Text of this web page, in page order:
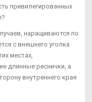
привилегированных
наращиваются по
с внешнего уголка
местах,
длинные реснички, а
внутреннего края